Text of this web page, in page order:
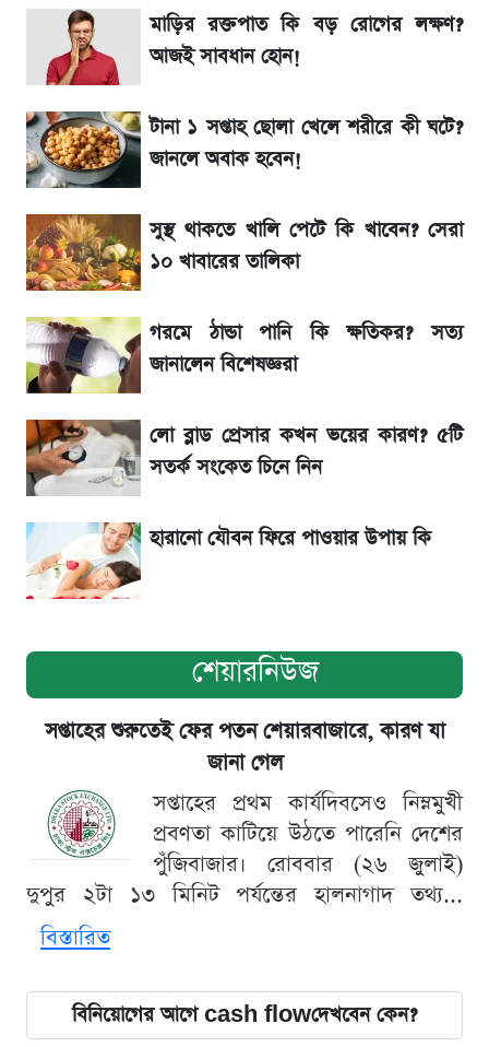
হাসিনাকে! এরপর যা ঘটল...
আগামীকালই স্পষ্ট হবে এসএসসি ফল প্রকাশের
শেখ হাসিনার দেশে ফেরা নিয়ে যা বললেন রুমিন
ফারহানা
লাফিয়ে বাড়ল স্বর্ণের দাম, এক মাসের মধ্যে সর্বোচ্চ
রেকর্ড
শেখ হাসিনার বক্তব্য ঘিরে ভারতকে কড়া বার্তা
বাংলাদেশের
৬ আগস্ট দেশের বাজারে স্বর্ণের দাম
মাড়ির রক্তপাত কি বড় রোগের লক্ষণ?
আজই সাবধান হোন!
টানা ১ সপ্তাহ ছোলা খেলে শরীরে কী ঘটে?
জানলে অবাক হবেন!
সুস্থ থাকতে খালি পেটে কি খাবেন? সেরা
১০ খাবারের তালিকা
গরমে ঠান্ডা পানি কি ক্ষতিকর? সত্য
জানালেন বিশেষজ্ঞরা
লো ব্লাড প্রেসার কখন ভয়ের কারণ? ৫টি
সতর্ক সংকেত চিনে নিন
হারানো যৌবন ফিরে পাওয়ার উপায় কি
শেয়ারনিউজ
সপ্তাহের শুরুতেই ফের পতন শেয়ারবাজারে, কারণ যা
জানা গেল
সপ্তাহের প্রথম কার্যদিবসেও নিম্নমুখী
প্রবণতা কাটিয়ে উঠতে পারেনি দেশের
পুঁজিবাজার। রোববার (২৬ জুলাই)
দুপুর ২টা ১৩ মিনিট পর্যন্তের হালনাগাদ তথ্য...
বিস্তারিত
বিনিয়োগের আগে cash flowদেখবেন কেন?